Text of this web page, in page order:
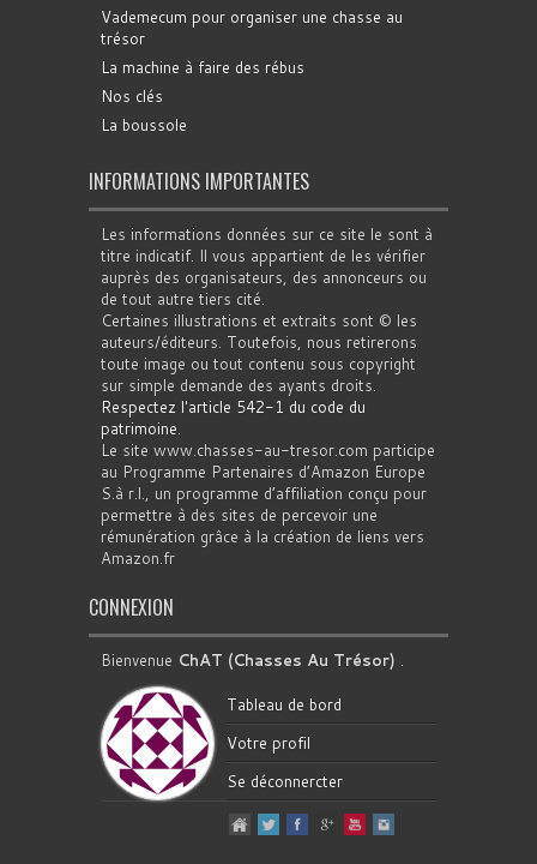
Vademecum pour organiser une chasse au
trésor
La machine à faire des rébus
Nos clés
La boussole
INFORMATIONS IMPORTANTES
Les informations données sur ce site le sont à
titre indicatif. Il vous appartient de les vérifier
auprès des organisateurs, des annonceurs ou
de tout autre tiers cité.
Certaines illustrations et extraits sont © les
auteurs/éditeurs. Toutefois, nous retirerons
toute image ou tout contenu sous copyright
sur simple demande des ayants droits.
Respectez l'article 542-1 du code du
patrimoine
Le site www.chasses-au-tresor.com participe
au Programme Partenaires d’Amazon Europe
S.à r.l., un programme d’affiliation conçu pour
permettre à des sites de percevoir une
rémunération grâce à la création de liens vers
Amazon.fr
CONNEXION
Bienvenue ChAT (Chasses Au Trésor)
Tableau de bord
Votre profil
Se déconnercter